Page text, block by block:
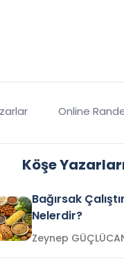
Online
Köşe
Bağırsak
Nelerdir?
Zeynep